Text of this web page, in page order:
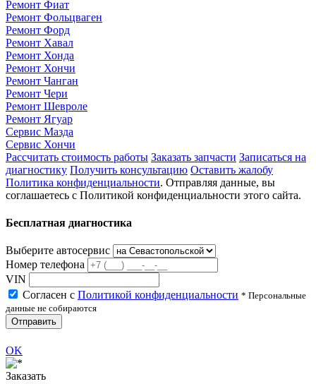
Ремонт Фиат
Ремонт Фольцваген
Ремонт Форд
Ремонт Хавал
Ремонт Хонда
Ремонт Хончи
Ремонт Чанган
Ремонт Чери
Ремонт Шевроле
Ремонт Ягуар
Сервис Мазда
Сервис Хончи
Рассчитать стоимость работы Заказать запчасти Записаться на
диагностику Получить консультацию Оставить жалобу
Политика конфиденциальности. Отправляя данные, вы
соглашаетесь с Политикой конфиденциальности этого сайта.
Бесплатная диагностика
Выберите автосервис
Номер телефона
VIN
Согласен с Политикой конфиденциальности * Персональные
данные не собираются
Отправить
OK
Заказать